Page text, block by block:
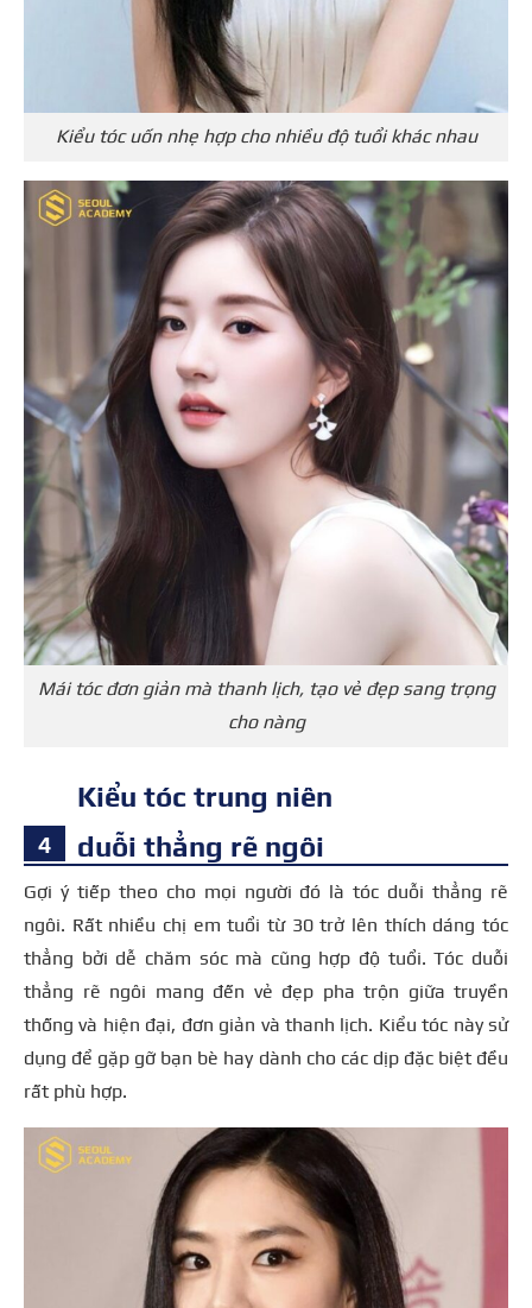
Kiểu tóc uốn nhẹ hợp cho nhiều độ tuổi khác nhau
Mái tóc đơn giản mà thanh lịch, tạo vẻ đẹp sang trọng
cho nàng
Kiểu tóc trung niên
duỗi thẳng rẽ ngôi
Gợi ý tiếp theo cho mọi người đó là tóc duỗi thẳng rẽ
ngôi. Rất nhiều chị em tuổi từ 30 trở lên thích dáng tóc
thẳng bởi dễ chăm sóc mà cũng hợp độ tuổi. Tóc duỗi
thẳng rẽ ngôi mang đến vẻ đẹp pha trộn giữa truyền
thống và hiện đại, đơn giản và thanh lịch. Kiểu tóc này sử
dụng để gặp gỡ bạn bè hay dành cho các dịp đặc biệt đều
rất phù hợp.